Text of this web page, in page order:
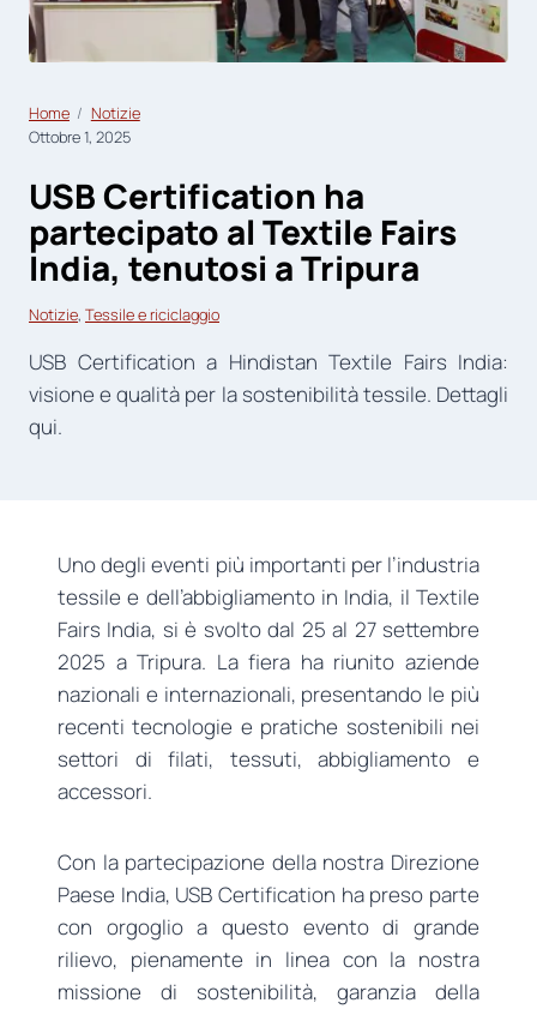
Home
Notizie
Ottobre 1, 2025
USB Certification ha
partecipato al Textile Fairs
India, tenutosi a Tripura
Notizie, Tessile e riciclaggio
USB Certification a Hindistan Textile Fairs India:
visione e qualità per la sostenibilità tessile. Dettagli
qui.
Uno degli eventi più importanti per l’industria
tessile e dell’abbigliamento in India, il Textile
Fairs India, si è svolto dal 25 al 27 settembre
2025 a Tripura. La fiera ha riunito aziende
nazionali e internazionali, presentando le più
recenti tecnologie e pratiche sostenibili nei
settori di filati, tessuti, abbigliamento e
accessori.
Con la partecipazione della nostra Direzione
Paese India, USB Certification ha preso parte
con orgoglio a questo evento di grande
rilievo, pienamente in linea con la nostra
missione di sostenibilità, garanzia della